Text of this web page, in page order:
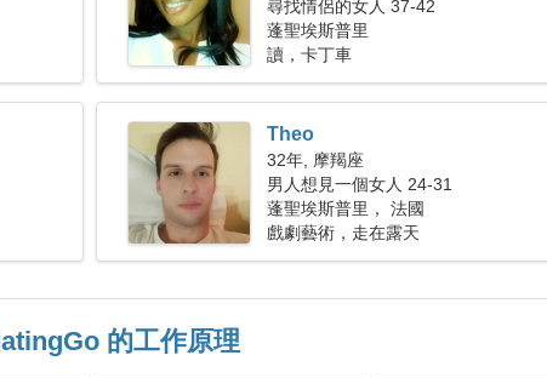
尋找情侶的女人 37-42
蓬聖埃斯普里
讀，卡丁車
Theo
32年, 摩羯座
男人想見一個女人 24-31
蓬聖埃斯普里， 法國
戲劇藝術，走在露天
的工作原理